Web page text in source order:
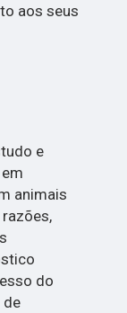
aos seus
e
animais
do
de